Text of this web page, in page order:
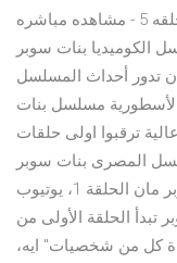
مسلسل بنات سوبر مان - رمضان 2016 - الحلقه 5 - مشاهده مباشره
بنات سوبر
تدور أحداث المسلسل
مسلسل بنات
بجودة عالية ترقبوا اولى حلقات
المصرى بنات سوبر
مان الحلقة 1، شاهد مسلسل بنات سوبر مان الحلقة 1، يوتيوب
ح 1، بنات سوبر تبدأ الحلقة الأولى من
كل من شخصيات" ايه،